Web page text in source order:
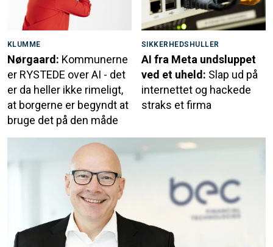
KLUMME
Nørgaard: Kommunerne
er RYSTEDE over AI - det
er da heller ikke rimeligt,
at borgerne er begyndt at
bruge det på den måde
SIKKERHEDSHULLER
AI fra Meta undsluppet
ved et uheld: Slap ud på
internettet og hackede
straks et firma